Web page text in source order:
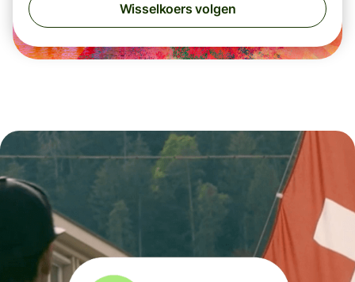
Wisselkoers volgen